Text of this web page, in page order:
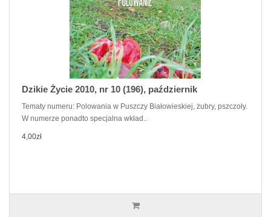
Dzikie Życie 2010, nr 10 (196), październik
Tematy numeru: Polowania w Puszczy Białowieskiej, żubry, pszczoły.
W numerze ponadto specjalna wkład..
4,00zł